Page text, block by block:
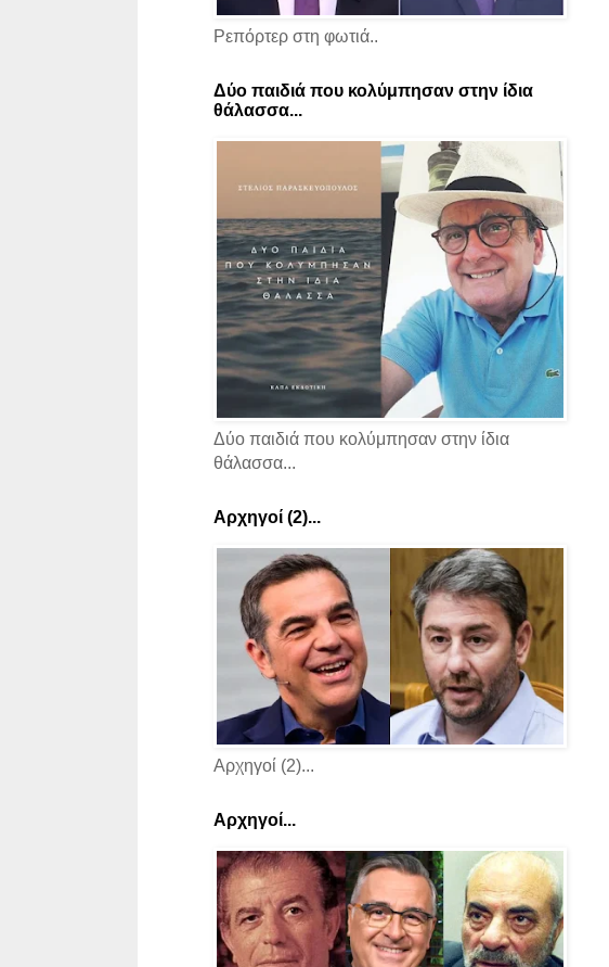
Ρεπόρτερ στη φωτιά..
Δύο παιδιά που κολύμπησαν στην ίδια
θάλασσα...
Δύο παιδιά που κολύμπησαν στην ίδια
θάλασσα...
Αρχηγοί (2)...
Αρχηγοί (2)...
Αρχηγοί...